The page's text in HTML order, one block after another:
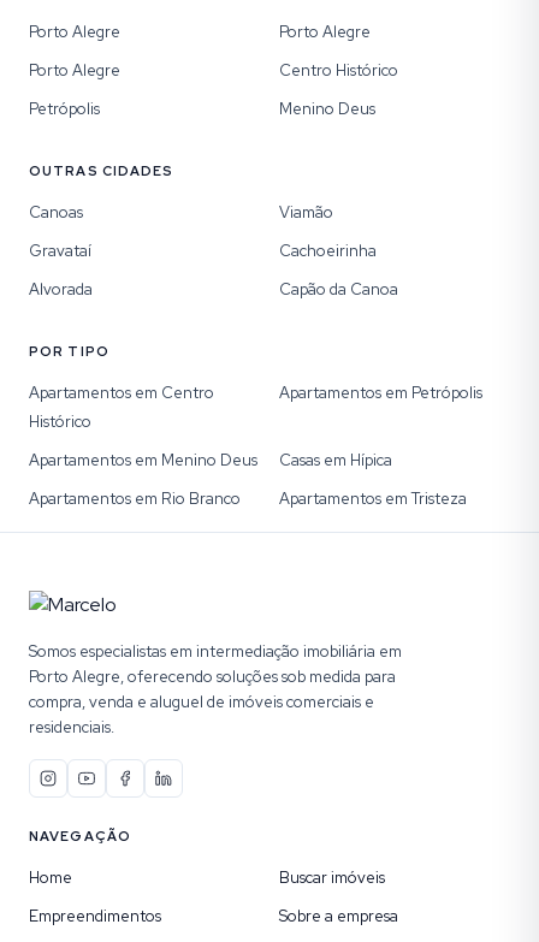
Porto Alegre
Porto Alegre
Porto Alegre
Centro Histórico
Petrópolis
Menino Deus
OUTRAS CIDADES
Canoas
Viamão
Gravataí
Cachoeirinha
Alvorada
Capão da Canoa
POR TIPO
Apartamentos em Centro
Histórico
Apartamentos em Petrópolis
Apartamentos em Menino Deus
Casas em Hípica
Apartamentos em Rio Branco
Apartamentos em Tristeza
Somos especialistas em intermediação imobiliária em
Porto Alegre, oferecendo soluções sob medida para
compra, venda e aluguel de imóveis comerciais e
residenciais.
NAVEGAÇÃO
Home
Buscar imóveis
Empreendimentos
Sobre a empresa